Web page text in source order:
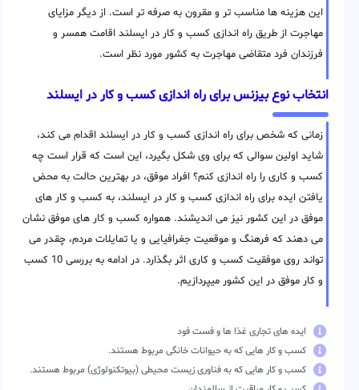
این هزینه ها مناسب تر و مقرون به صرفه تر است. از دیگر مزایای
مهاجرت از طریق راه اندازی کسب و کار در ایسلند اقامت همسر و
فرزندان فرد متقاضی مهاجرت به کشور مورد نظر است.
انتخاب نوع بیزنس برای راه اندازی کسب و کار در ایسلند
زمانی که شخص برای راه اندازی کسب و کار در ایسلند اقدام می کند،
شاید اولین سوالی که برای وی شکل بگیرد، این است که قرار است چه
کسب و کاری را راه اندازی کنم؟ افراد موفق، در بهترین حالت به محض
یافتن ایده برای راه اندازی کسب و کار در ایسلند، به کسب و کار های
موفق در این کشور نیز می اندیشند. همواره کسب و کار های موفق نشان
می دهند که فرهنگ و موقعیت جغرافیایی و یا تمایلات مردم، چقدر می
تواند روی موفقیت کسب و کاری اثر بگذارد. در ادامه به بررسی 10 کسب
و کار موفق در این کشور میپردازیم.
ایده های تجاری غذا ها و فست فود
کسب و کار هایی که به حیوانات خانگی مربوط هستند.
کسب و کار هایی که به فناوری زیست محیطی (بیوتکنولوژی) مربوط هستند.